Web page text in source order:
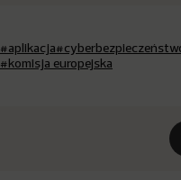
#aplikacja
#komisja europejska